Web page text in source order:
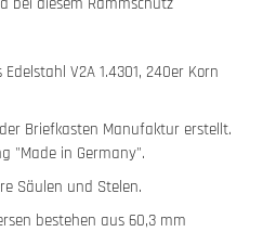
V2A 1.4301, 240er Korn
Briefkasten Manufaktur erstellt.
"Made in Germany".
Säulen und Stelen.
bestehen aus 60,3 mm